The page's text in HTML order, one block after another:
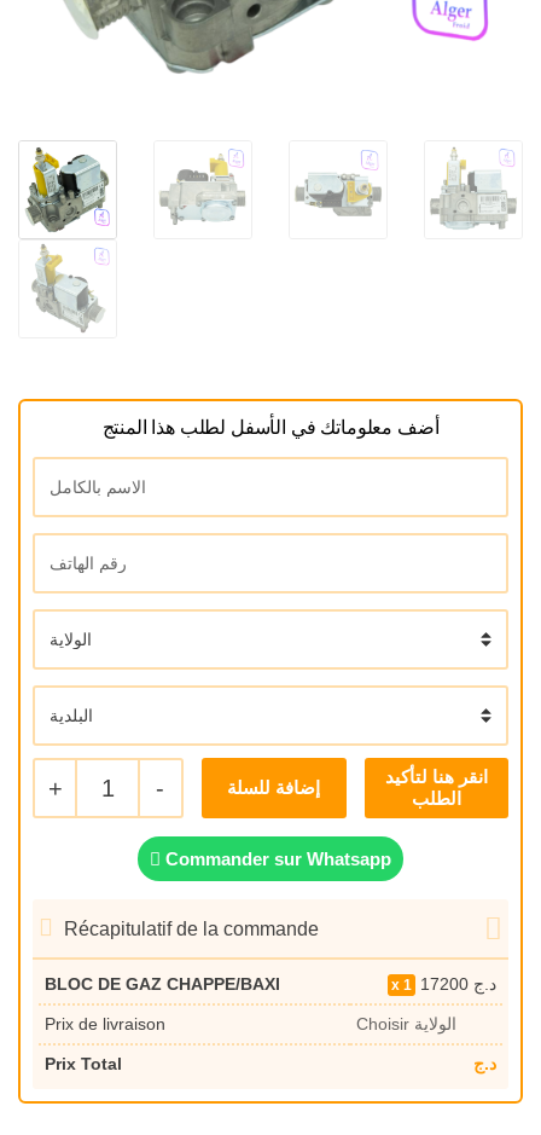
أضف معلوماتك في الأسفل لطلب هذا المنتج
+ 1 - إضافة للسلة
Commander sur Whatsapp
Récapitulatif de la commande
BLOC DE GAZ CHAPPE/BAXI 1 17200 د.ج
Prix de livraison Choisir الولاية
Prix Total د.ج